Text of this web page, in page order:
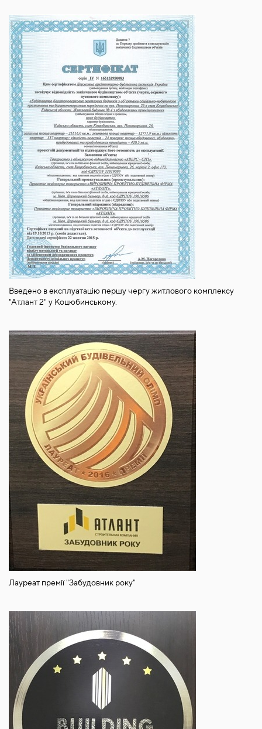
Введено в експлуатацію першу чергу житлового комплексу
"Атлант 2" у Коцюбинському.
Лауреат премії "Забудовник року"